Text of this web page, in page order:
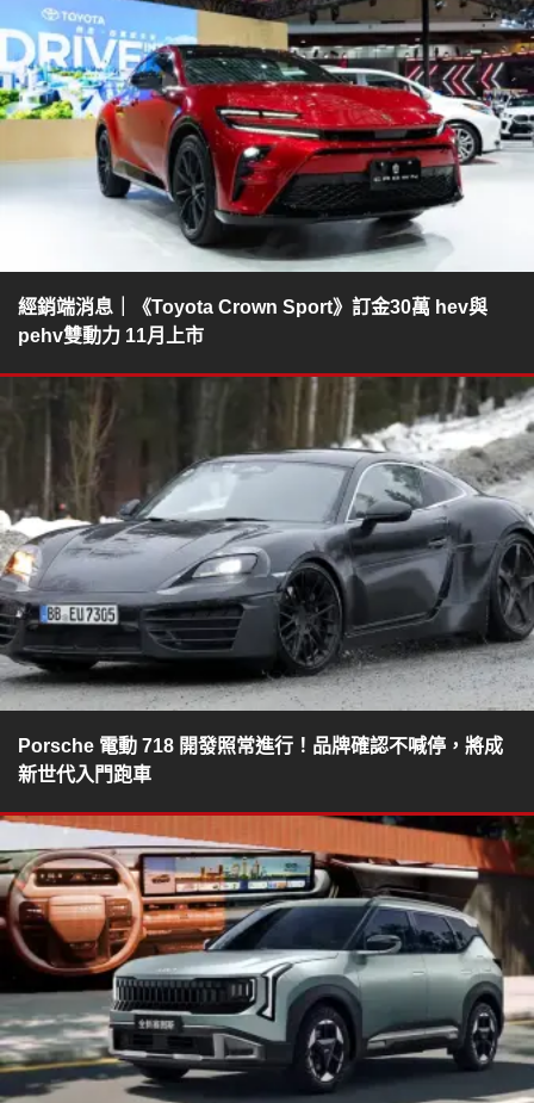
經銷端消息｜《Toyota Crown Sport》訂金30萬 hev與
pehv雙動力 11月上市
Porsche 電動 718 開發照常進行！品牌確認不喊停，將成
新世代入門跑車